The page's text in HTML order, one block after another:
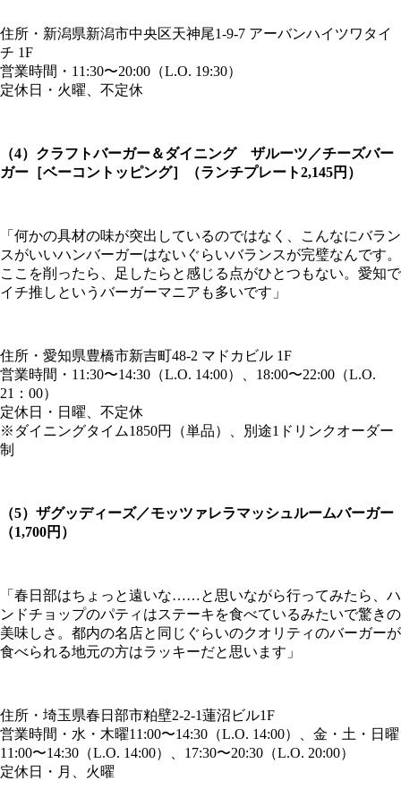
住所・新潟県新潟市中央区天神尾1-9-7 アーバンハイツワタイ
チ 1F
営業時間・11:30〜20:00（L.O. 19:30）
定休日・火曜、不定休
（4）クラフトバーガー＆ダイニング ザルーツ／チーズバー
ガー［ベーコントッピング］（ランチプレート2,145円）
「何かの具材の味が突出しているのではなく、こんなにバラン
スがいいハンバーガーはないぐらいバランスが完璧なんです。
ここを削ったら、足したらと感じる点がひとつもない。愛知で
イチ推しというバーガーマニアも多いです」
住所・愛知県豊橋市新吉町48-2 マドカビル 1F
営業時間・11:30〜14:30（L.O. 14:00）、18:00〜22:00（L.O.
21：00）
定休日・日曜、不定休
※ダイニングタイム1850円（単品）、別途1ドリンクオーダー
制
（5）ザグッディーズ／モッツァレラマッシュルームバーガー
（1,700円）
「春日部はちょっと遠いな……と思いながら行ってみたら、ハ
ンドチョップのパティはステーキを食べているみたいで驚きの
美味しさ。都内の名店と同じぐらいのクオリティのバーガーが
食べられる地元の方はラッキーだと思います」
住所・埼玉県春日部市粕壁2-2-1蓮沼ビル1F
営業時間・水・木曜11:00〜14:30（L.O. 14:00）、金・土・日曜
11:00〜14:30（L.O. 14:00）、17:30〜20:30（L.O. 20:00）
定休日・月、火曜